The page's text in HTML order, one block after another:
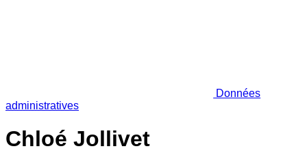
Données
administratives
Chloé Jollivet